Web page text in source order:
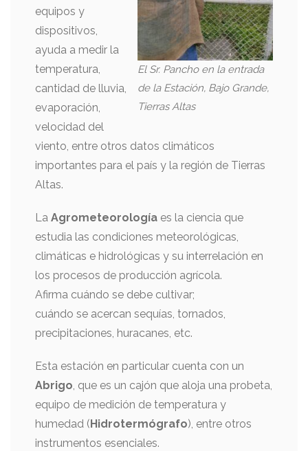
El Sr. Pancho en la entrada
de la Estación, Bajo Grande,
Tierras Altas
equipos y
dispositivos,
ayuda a medir la
temperatura,
cantidad de lluvia,
evaporación,
velocidad del
viento, entre otros datos climáticos
importantes para el país y la región de Tierras
Altas.
La Agrometeorología es la ciencia que
estudia las condiciones meteorológicas,
climáticas e hidrológicas y su interrelación en
los procesos de producción agrícola.
Afirma cuándo se debe cultivar;
cuándo se acercan sequías, tornados,
precipitaciones, huracanes, etc.
Esta estación en particular cuenta con un
Abrigo, que es un cajón que aloja una probeta,
equipo de medición de temperatura y
humedad ( Hidrotermógrafo), entre otros
instrumentos esenciales.